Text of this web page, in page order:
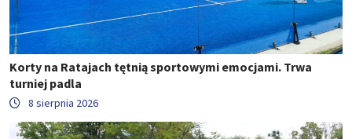
Korty na Ratajach tętnią sportowymi emocjami. Trwa
turniej padla
8 sierpnia 2026